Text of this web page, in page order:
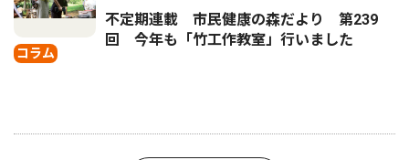
コラム
不定期連載 市民健康の森だより 第239
回 今年も「竹工作教室」行いました